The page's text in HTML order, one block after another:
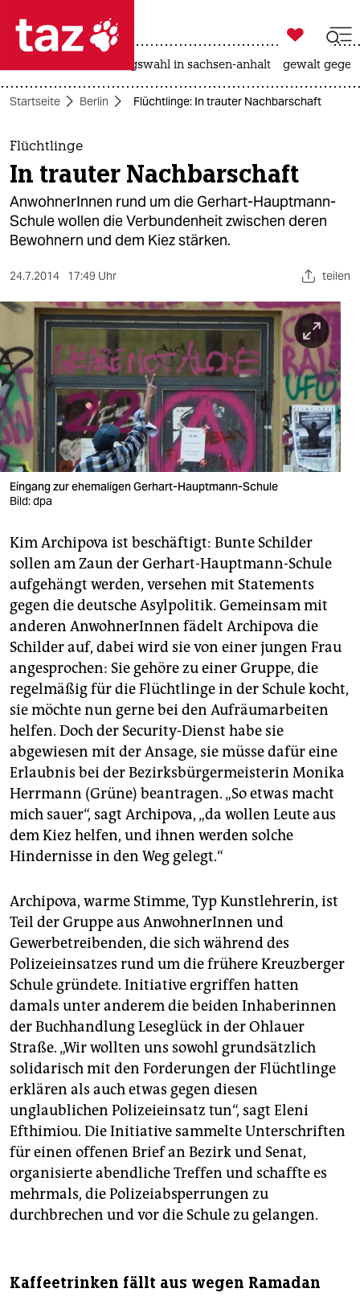
 taz zahl ich
taz zahl ich
themen
politik
öko
sport
berlin
nord
wahrheit
verlag
verlag
veranstaltungen
shop
fragen & hilfe
unterstützen
abo
genossenschaft
epaper login

taz zahl ich
landtagswahl in sachsen-anhalt gewalt
Startseite Berlin Flüchtlinge: In trauter Nachbarschaft
Flüchtlinge
In trauter Nachbarschaft
AnwohnerInnen rund um die Gerhart-Hauptmann-
Schule wollen die Verbundenheit zwischen deren
Bewohnern und dem Kiez stärken.
24.7.2014 17:49 Uhr teilen
Eingang zur ehemaligen Gerhart-Hauptmann-Schule
Bild: dpa
Kim Archipova ist beschäftigt: Bunte Schilder
sollen am Zaun der Gerhart-Hauptmann-Schule
aufgehängt werden, versehen mit Statements
gegen die deutsche Asylpolitik. Gemeinsam mit
anderen AnwohnerInnen fädelt Archipova die
Schilder auf, dabei wird sie von einer jungen Frau
angesprochen: Sie gehöre zu einer Gruppe, die
regelmäßig für die Flüchtlinge in der Schule kocht,
sie möchte nun gerne bei den Aufräumarbeiten
helfen. Doch der Security-Dienst habe sie
abgewiesen mit der Ansage, sie müsse dafür eine
Erlaubnis bei der Bezirksbürgermeisterin Monika
Herrmann (Grüne) beantragen. „So etwas macht
mich sauer“, sagt Archipova, „da wollen Leute aus
dem Kiez helfen, und ihnen werden solche
Hindernisse in den Weg gelegt.“
Archipova, warme Stimme, Typ Kunstlehrerin, ist
Teil der Gruppe aus AnwohnerInnen und
Gewerbetreibenden, die sich während des
Polizeieinsatzes rund um die frühere Kreuzberger
Schule gründete. Initiative ergriffen hatten
damals unter anderem die beiden Inhaberinnen
der Buchhandlung Leseglück in der Ohlauer
Straße. „Wir wollten uns sowohl grundsätzlich
solidarisch mit den Forderungen der Flüchtlinge
erklären als auch etwas gegen diesen
unglaublichen Polizeieinsatz tun“, sagt Eleni
Efthimiou. Die Initiative sammelte Unterschriften
für einen offenen Brief an Bezirk und Senat,
organisierte abendliche Treffen und schaffte es
mehrmals, die Polizeiabsperrungen zu
durchbrechen und vor die Schule zu gelangen.
Kaffeetrinken fällt aus wegen Ramadan